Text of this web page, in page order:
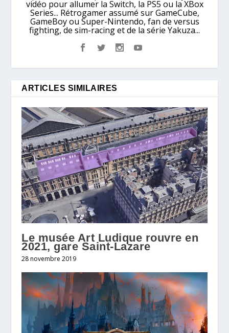
vidéo pour allumer la Switch, la PS5 ou la XBox
Series... Rétrogamer assumé sur GameCube,
GameBoy ou Super-Nintendo, fan de versus
fighting, de sim-racing et de la série Yakuza...
ARTICLES SIMILAIRES
Le musée Art Ludique rouvre en
2021, gare Saint-Lazare
28 novembre 2019